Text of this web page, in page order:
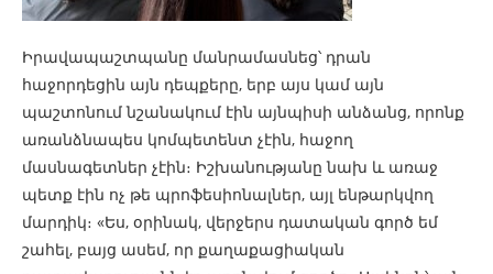
Իրավապաշտպանը մանրամասնեց՝ դրան
հաջորդեցին այն դեպքերը, երբ այս կամ այն
պաշտոնում նշանակում էին այնպիսի անձանց, որոնք
առանձնապես կոմպետենտ չէին, հաջող
մասնագետներ չէին։ Իշխանությանը նախ և առաջ
պետք էին ոչ թե պրոֆեսիոնալներ, այլ ենթարկվող
մարդիկ։ «Ես, օրինակ, վերջերս դատական գործ եմ
շահել, բայց ասեմ, որ քաղաքացիական